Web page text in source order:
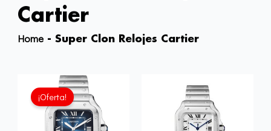
Cartier
Home -Super Clon Relojes Cartier
¡Oferta!
El
precio
original
era:
£1,075.00.